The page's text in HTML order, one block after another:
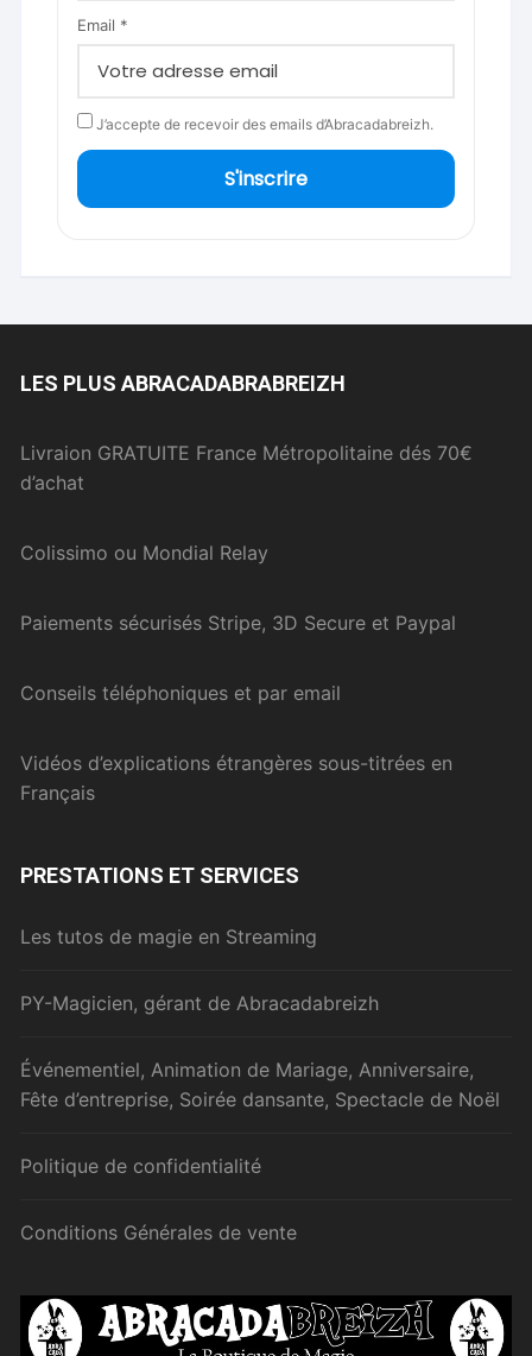
Email *
J’accepte de recevoir des emails d’Abracadabreizh.
S'inscrire
LES PLUS ABRACADABRABREIZH
Livraion GRATUITE France Métropolitaine dés 70€
d’achat
Colissimo ou Mondial Relay
Paiements sécurisés Stripe, 3D Secure et Paypal
Conseils téléphoniques et par email
Vidéos d’explications étrangères sous-titrées en
Français
PRESTATIONS ET SERVICES
Les tutos de magie en Streaming
PY-Magicien, gérant de Abracadabreizh
Événementiel, Animation de Mariage, Anniversaire,
Fête d’entreprise, Soirée dansante, Spectacle de Noël
Politique de confidentialité
Conditions Générales de vente